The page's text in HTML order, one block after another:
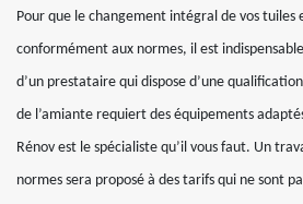
Pour que le changement intégral de vos tuiles
conformément aux normes, il est
d’un prestataire qui dispose d’une
de l’amiante requiert des équipements
Rénov est le spécialiste qu’il vous faut. Un
normes sera proposé à des tarifs qui ne sont